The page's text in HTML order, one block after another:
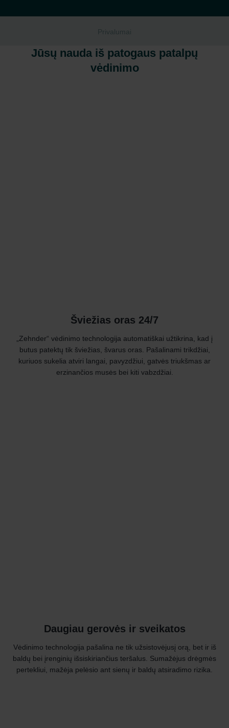
Privalumai
Jūsų nauda iš patogaus patalpų
vėdinimo
Šviežias oras 24/7
„Zehnder“ vėdinimo technologija automatiškai užtikrina, kad į
butus patektų tik šviežias, švarus oras. Pašalinami trikdžiai,
kuriuos sukelia atviri langai, pavyzdžiui, gatvės triukšmas ar
erzinančios musės bei kiti vabzdžiai.
Daugiau gerovės ir sveikatos
Vėdinimo technologija pašalina ne tik užsistovėjusį orą, bet ir iš
baldų bei įrenginių išsiskiriančius teršalus. Sumažėjus drėgmės
pertekliui, mažėja pelėsio ant sienų ir baldų atsiradimo rizika.